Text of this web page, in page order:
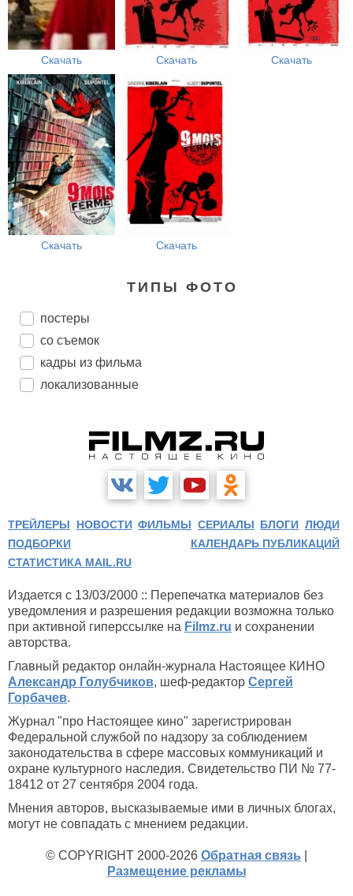
Скачать Скачать Скачать
Скачать Скачать
ТИПЫ ФОТО
постеры
со съемок
кадры из фильма
локализованные
ТРЕЙЛЕРЫ НОВОСТИ ФИЛЬМЫ СЕРИАЛЫ БЛОГИ ЛЮДИ
ПОДБОРКИ
КАЛЕНДАРЬ ПУБЛИКАЦИЙ
СТАТИСТИКА MAIL.RU
Издается с 13/03/2000 :: Перепечатка материалов без
уведомления и разрешения редакции возможна только
при активной гиперссылке на Filmz.ru и сохранении
авторства.
Главный редактор онлайн-журнала Настоящее КИНО
Александр Голубчиков, шеф-редактор Сергей
Горбачев.
Журнал "про Настоящее кино" зарегистрирован
Федеральной службой по надзору за соблюдением
законодательства в сфере массовых коммуникаций и
охране культурного наследия. Свидетельство ПИ № 77-
18412 от 27 сентября 2004 года.
Мнения авторов, высказываемые ими в личных блогах,
могут не совпадать с мнением редакции.
© COPYRIGHT 2000-2026 Обратная связь
Размещение рекламы